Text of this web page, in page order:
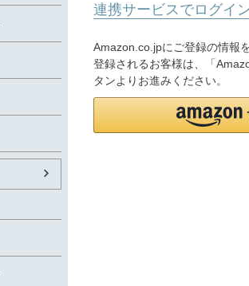
連携サービスでログイ
Amazon.co.jpにご登録の情報
登録されるお客様は、「
タンよりお進みください。